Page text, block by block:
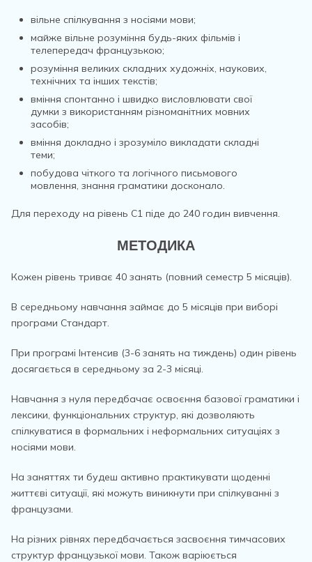
вільне спілкування з носіями мови;
майже вільне розуміння будь-яких фільмів і
телепередач французькою;
розуміння великих складних художніх, наукових,
технічних та інших текстів;
вміння спонтанно і швидко висловлювати свої
думки з використанням різноманітних мовних
засобів;
вміння докладно і зрозуміло викладати складні
теми;
побудова чіткого та логічного письмового
мовлення, знання граматики досконало.
Для переходу на рівень С1 піде до 240 годин вивчення.
МЕТОДИКА
Кожен рівень триває 40 занять (повний семестр 5 місяців).
В середньому навчання займає до 5 місяців при виборі
програми Стандарт.
При програмі Інтенсив (3-6 занять на тиждень) один рівень
досягається в середньому за 2-3 місяці.
Навчання з нуля передбачає освоєння базової граматики і
лексики, функціональних структур, які дозволяють
спілкуватися в формальних і неформальних ситуаціях з
носіями мови.
На заняттях ти будеш активно практикувати щоденні
життєві ситуації, які можуть виникнути при спілкуванні з
французами.
На різних рівнях передбачається засвоєння тимчасових
структур французької мови. Також варіюється